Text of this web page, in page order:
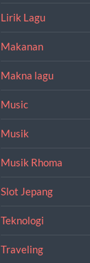
Lirik Lagu
Makanan
Makna lagu
Music
Musik
Musik Rhoma
Slot Jepang
Teknologi
Traveling